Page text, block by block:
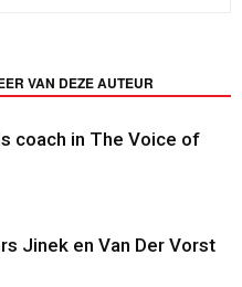
VAN DEZE AUTEUR
coach in The Voice of
Jinek en Van Der Vorst